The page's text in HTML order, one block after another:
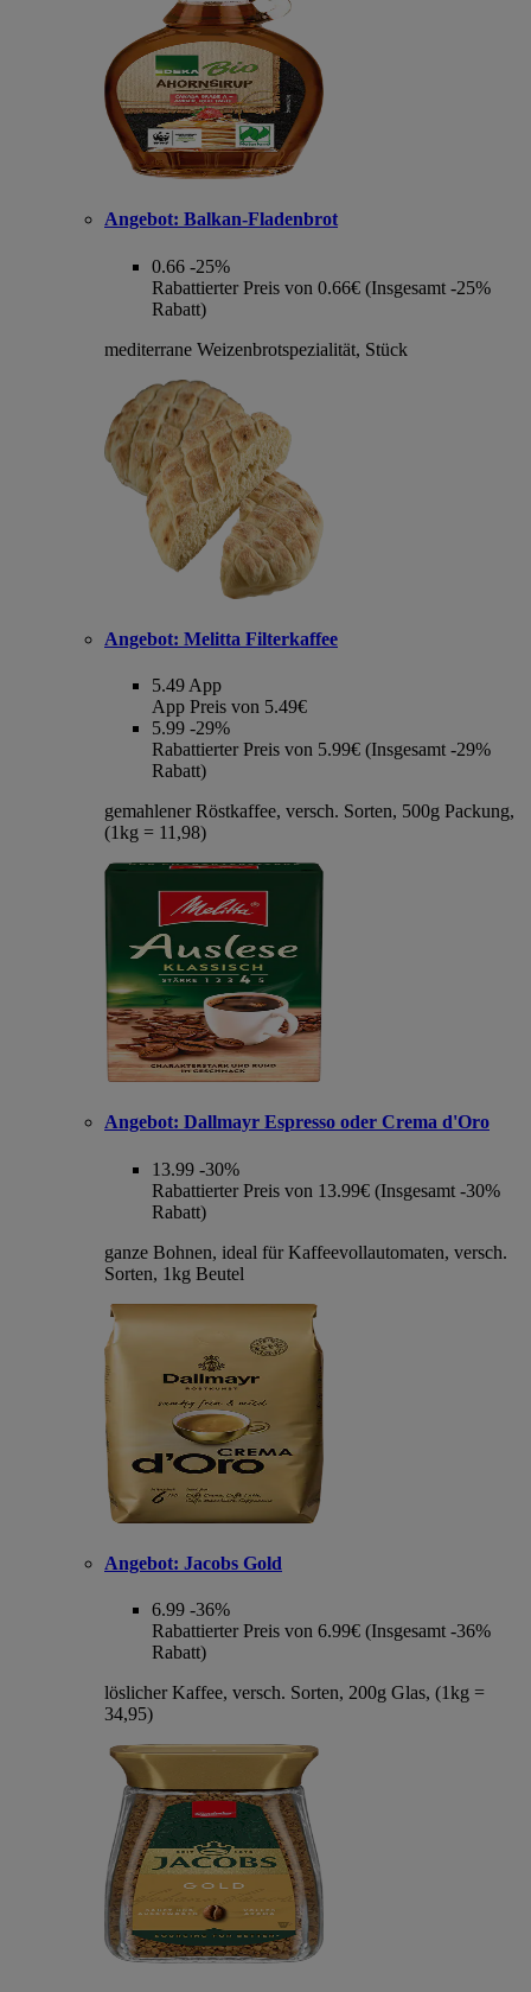
Angebot: Balkan-Fladenbrot
0.66 -25%
Rabattierter Preis von 0.66€ (Insgesamt -25%
Rabatt)
mediterrane Weizenbrotspezialität, Stück
Angebot: Melitta Filterkaffee
5.49 App
App Preis von 5.49€
5.99 -29%
Rabattierter Preis von 5.99€ (Insgesamt -29%
Rabatt)
gemahlener Röstkaffee, versch. Sorten, 500g Packung,
(1kg = 11,98)
Angebot: Dallmayr Espresso oder Crema d'Oro
13.99 -30%
Rabattierter Preis von 13.99€ (Insgesamt -30%
Rabatt)
ganze Bohnen, ideal für Kaffeevollautomaten, versch.
Sorten, 1kg Beutel
Angebot: Jacobs Gold
6.99 -36%
Rabattierter Preis von 6.99€ (Insgesamt -36%
Rabatt)
löslicher Kaffee, versch. Sorten, 200g Glas, (1kg =
34,95)